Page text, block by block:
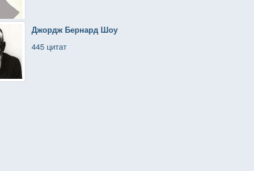
Джордж Бернард Шоу
445 цитат